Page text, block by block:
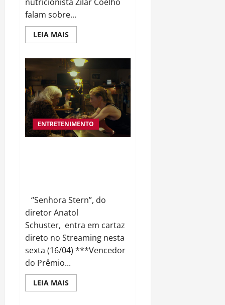
falam sobre...
LEIA MAISRead
more
MUNDIAL
DA
VOZ
COM
DERMATOGLIFIA
E
‘VOCAL
CARE
DAY
ENTRETENIMENTO
“Senhora Stern”, do
diretor Anatol
Schuster, entra em cartaz
direto no Streaming nesta
sexta (16/04) ***Vencedor
do Prêmio...
LEIA MAISRead
more